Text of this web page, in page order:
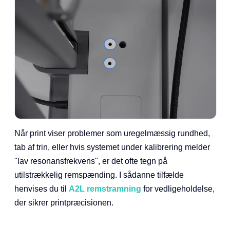
Når print viser problemer som uregelmæssig rundhed,
tab af trin, eller hvis systemet under kalibrering melder
"lav resonansfrekvens", er det ofte tegn på
utilstrækkelig remspænding. I sådanne tilfælde
henvises du til A2L remstramning for vedligeholdelse,
der sikrer printpræcisionen.